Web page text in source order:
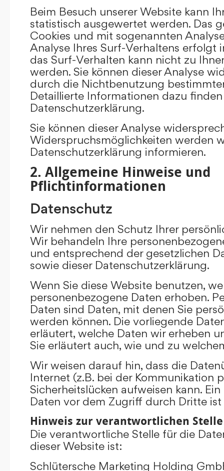
Beim Besuch unserer Website kann
statistisch ausgewertet werden. Das
Cookies und mit sogenannten
Analyse Ihres Surf-Verhaltens erfolgt
das Surf-Verhalten kann nicht zu
werden. Sie können dieser Analyse
durch die Nichtbenutzung
Detaillierte Informationen dazu
Datenschutzerklärung.
Sie können dieser Analyse
Widerspruchsmöglichkeiten werden
Datenschutzerklärung informieren.
2. Allgemeine Hinweise und
Pflichtinformationen
Datenschutz
Wir nehmen den Schutz Ihrer
Wir behandeln Ihre
und entsprechend der gesetzlichen
sowie dieser Datenschutzerklärung.
Wenn Sie diese Website benutzen,
personenbezogene Daten erhoben.
Daten sind Daten, mit denen Sie
werden können. Die vorliegende
erläutert, welche Daten wir erheben
Sie erläutert auch, wie und zu
Wir weisen darauf hin, dass die
Internet (z.B. bei der Kommunikation
Sicherheitslücken aufweisen kann.
Daten vor dem Zugriff durch Dritte
Hinweis zur verantwortlichen Stelle
Die verantwortliche Stelle für die
dieser Website ist:
Schlütersche Marketing Holding